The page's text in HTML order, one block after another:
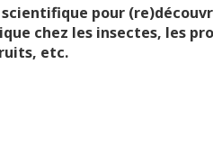
pour
chez les insectes, les
etc.